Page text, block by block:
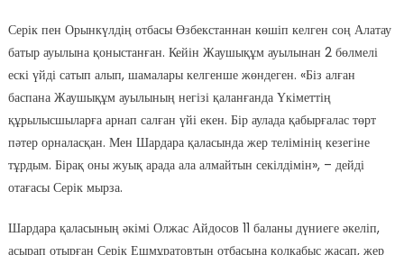
Серік пен Орынкүлдің отбасы Өзбекстаннан көшіп келген соң Алатау
батыр ауылына қоныстанған. Кейін Жаушықұм ауылынан 2 бөлмелі
ескі үйді сатып алып, шамалары келгенше жөндеген. «Біз алған
баспана Жаушықұм ауылының негізі қаланғанда Үкіметтің
құрылысшыларға арнап салған үйі екен. Бір аулада қабырғалас төрт
пәтер орналасқан. Мен Шардара қаласында жер телімінің кезегіне
тұрдым. Бірақ оны жуық арада ала алмайтын секілдімін», – дейді
отағасы Серік мырза.
Шардара қаласының әкімі Олжас Айдосов 11 баланы дүниеге әкеліп,
асырап отырған Серік Ешмұратовтың отбасына қолқабыс жасап, жер